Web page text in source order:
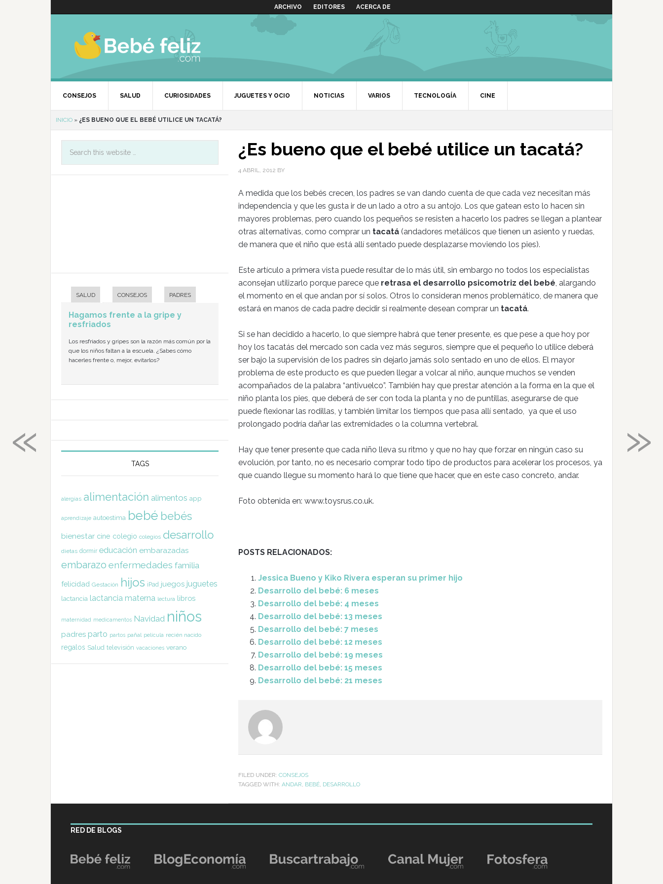
ARCHIVO EDITORES ACERCA DE
CONSEJOS SALUD CURIOSIDADES JUGUETES Y OCIO NOTICIAS VARIOS TECNOLOGÍA CINE
INICIO » ¿ES BUENO QUE EL BEBÉ UTILICE UN TACATÁ?
¿Es bueno que el bebé utilice un tacatá?
4 ABRIL, 2012 BY
A medida que los bebés crecen, los padres se van dando cuenta de que cada vez necesitan más
independencia y que les gusta ir de un lado a otro a su antojo. Los que gatean esto lo hacen sin
mayores problemas, pero cuando los pequeños se resisten a hacerlo los padres se llegan a plantear
otras alternativas, como comprar un tacatá (andadores metálicos que tienen un asiento y ruedas,
de manera que el niño que está allí sentado puede desplazarse moviendo los pies).
Este artículo a primera vista puede resultar de lo más útil, sin embargo no todos los especialistas
aconsejan utilizarlo porque parece que retrasa el desarrollo psicomotriz del bebé, alargando
el momento en el que andan por sí solos. Otros lo consideran menos problemático, de manera que
estará en manos de cada padre decidir si realmente desean comprar un tacatá.
Si se han decidido a hacerlo, lo que siempre habrá que tener presente, es que pese a que hoy por
hoy los tacatás del mercado son cada vez más seguros, siempre que el pequeño lo utilice deberá
ser bajo la supervisión de los padres sin dejarlo jamás solo sentado en uno de ellos. El mayor
problema de este producto es que pueden llegar a volcar al niño, aunque muchos se venden
acompañados de la palabra “antivuelco”. También hay que prestar atención a la forma en la que el
niño planta los pies, que deberá de ser con toda la planta y no de puntillas, asegurarse de que
puede flexionar las rodillas, y también limitar los tiempos que pasa allí sentado, ya que el uso
prolongado podría dañar las extremidades o la columna vertebral.
Hay que tener presente que cada niño lleva su ritmo y que no hay que forzar en ningún caso su
evolución, por tanto, no es necesario comprar todo tipo de productos para acelerar los procesos, ya
que cuando llegue su momento hará lo que tiene que hacer, que en este caso concreto, andar.
Foto obtenida en: www.toysrus.co.uk.
POSTS RELACIONADOS:
Jessica Bueno y Kiko Rivera esperan su primer hijo
Desarrollo del bebé: 6 meses
Desarrollo del bebé: 4 meses
Desarrollo del bebé: 13 meses
Desarrollo del bebé: 7 meses
Desarrollo del bebé: 12 meses
Desarrollo del bebé: 19 meses
Desarrollo del bebé: 15 meses
Desarrollo del bebé: 21 meses
FILED UNDER: CONSEJOS
TAGGED WITH: ANDAR, BEBÉ, DESARROLLO
SALUD CONSEJOS PADRES
Hagamos frente a la gripe y
resfriados
Los resfriados y gripes son la razón más común por la
que los niños faltan a la escuela. ¿Sabes cómo
hacerles frente o, mejor, evitarlos?
TAGS
alergias alimentación alimentos app
aprendizaje autoestima bebé bebés
bienestar cine colegio colegios desarrollo
dietas dormir educación embarazadas
embarazo enfermedades familia
felicidad Gestación hijos iPad juegos juguetes
lactancia lactancia materna lectura libros
maternidad medicamentos Navidad niños
padres parto partos pañal película recién nacido
regalos Salud televisión vacaciones verano
RED DE BLOGS
»
«